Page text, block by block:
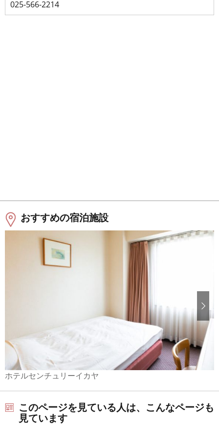
025-566-2214
おすすめの宿泊施設
ホテルセンチュリーイカヤ
このページを見ている人は、こんなページも
見ています